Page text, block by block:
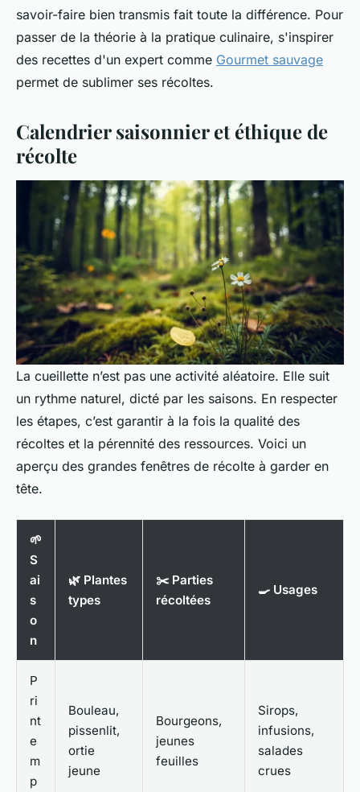
savoir-faire bien transmis fait toute la différence. Pour
passer de la théorie à la pratique culinaire, s'inspirer
des recettes d'un expert comme Gourmet sauvage
permet de sublimer ses récoltes.
Calendrier saisonnier et éthique de
récolte
La cueillette n’est pas une activité aléatoire. Elle suit
un rythme naturel, dicté par les saisons. En respecter
les étapes, c’est garantir à la fois la qualité des
récoltes et la pérennité des ressources. Voici un
aperçu des grandes fenêtres de récolte à garder en
tête.
🌱
S
ai
s
o
n
🌿 Plantes
types
✂️ Parties
récoltées
🍳 Usages
P
ri
nt
e
m
p
Bouleau,
pissenlit,
ortie
jeune
Bourgeons,
jeunes
feuilles
Sirops,
infusions,
salades
crues